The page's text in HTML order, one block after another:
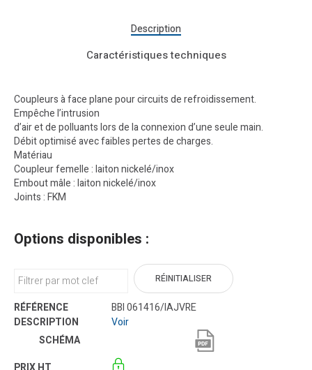
Description
Caractéristiques techniques
Coupleurs à face plane pour circuits de refroidissement.
Empêche l’intrusion
d’air et de polluants lors de la connexion d’une seule main.
Débit optimisé avec faibles pertes de charges.
Matériau
Coupleur femelle : laiton nickelé/inox
Embout mâle : laiton nickelé/inox
Joints : FKM
Options disponibles :
RÉINITIALISER
BBI 061416/IAJVRE
Voir